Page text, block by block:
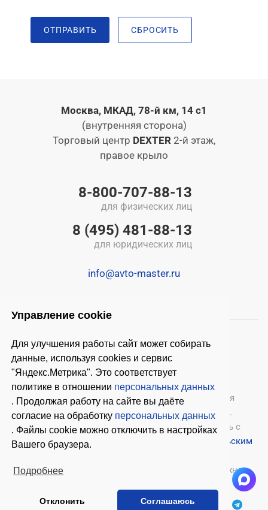
Управление cookie
Для улучшения работы сайт может собирать
данные, используя cookies и сервис
"Яндекс.Метрика". Это соответствует
политике в отношении персональных данных
. Продолжая работу на сайте вы даёте
согласие на обработку персональных данных
. Файлы cookie можно отключить в настройках
Вашего браузера.
Подробнее
Отклонить Соглашаюсь
ОТПРАВИТЬ СБРОСИТЬ
Москва, МКАД, 78-й км, 14 с1
(внутренняя сторона)
Торговый центр DEXTER 2-й этаж,
правое крыло
8-800-707-88-13
для физических лиц
8 (495) 481-88-13
для юридических лиц
info@avto-master.ru
© 2026 ООО «Автомастер» — оборудование для
автосервиса, шиномонтажное оборудование.
Оставляя заявки на нашем сайте, ознакомьтесь с
Политикой конфиденциальности
Пользовательским
Копирование материалов с этого сайта возможно
только с письменного согласия владельцев.